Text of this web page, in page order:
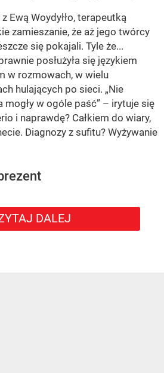
Ewą Woydyłło, terapeutką
zamieszanie, że aż jego twórcy
się pokajali. Tyle że...
posłużyła się językiem
w rozmowach, w wielu
hulających po sieci. „Nie
mogły w ogóle paść” – irytuje się
i naprawdę? Całkiem do wiary,
Diagnozy z sufitu? Wyżywanie
DALEJ